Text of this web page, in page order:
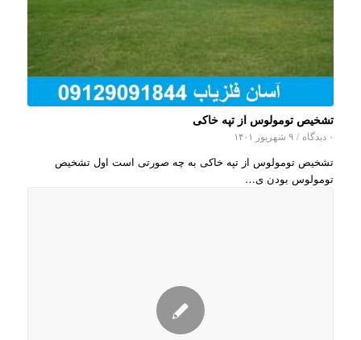
تشخیص تومولوس از تپه خاکی
۰ دیدگاه / ۹ شهریور ۱۴۰۱
تشخیص تومولوس از تپه خاکی به چه صورتی است اول تشخیص
تومولوس بودن ی…